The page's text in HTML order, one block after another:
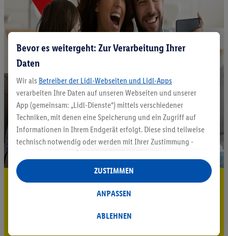
5.95 € Versand sparen³²ᵃ
Bevor es weitergeht: Zur Verarbeitung Ihrer
Daten
Wir als Betreiber der Lidl-Webseiten und Lidl-Apps
verarbeiten Ihre Daten auf unseren Webseiten und unserer
App (gemeinsam: „Lidl-Dienste“) mittels verschiedener
Techniken, mit denen eine Speicherung und ein Zugriff auf
Informationen in Ihrem Endgerät erfolgt. Diese sind teilweise
technisch notwendig oder werden mit Ihrer Zustimmung -
auch durch Partner (u.a.
Verantwortliche; im Zusammenhang mit dem IAB TCF
insgesamt
Statistik-Erstellung oder für personalisierte Werbung
Datenverarbeitungen für personalisierte Werbung werden
ABLEHNEN
ANPASSEN
ZUSTIMMEN